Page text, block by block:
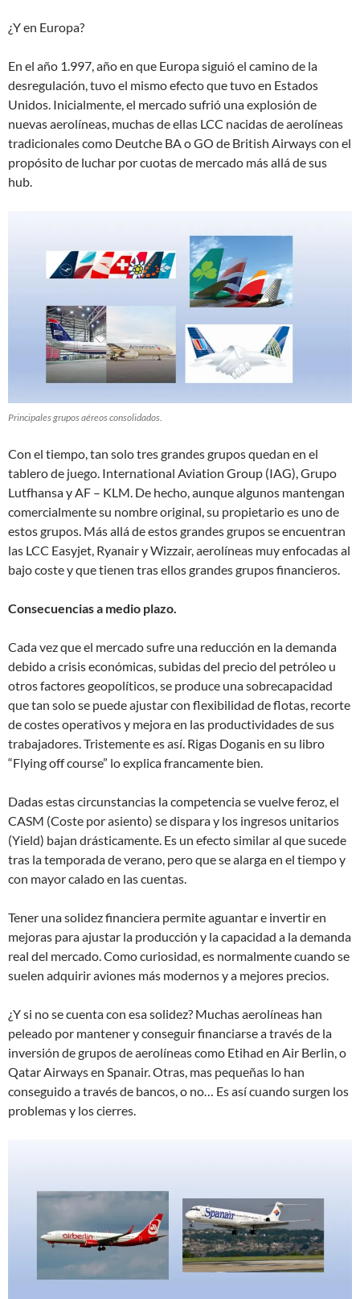
¿Y en Europa?
En el año 1.997, año en que Europa siguió el camino de la
desregulación, tuvo el mismo efecto que tuvo en Estados
Unidos. Inicialmente, el mercado sufrió una explosión de
nuevas aerolíneas, muchas de ellas LCC nacidas de aerolíneas
tradicionales como Deutche BA o GO de British Airways con el
propósito de luchar por cuotas de mercado más allá de sus
hub.
Principales grupos aéreos consolidados.
Con el tiempo, tan solo tres grandes grupos quedan en el
tablero de juego. International Aviation Group (IAG), Grupo
Lutfhansa y AF – KLM. De hecho, aunque algunos mantengan
comercialmente su nombre original, su propietario es uno de
estos grupos. Más allá de estos grandes grupos se encuentran
las LCC Easyjet, Ryanair y Wizzair, aerolíneas muy enfocadas al
bajo coste y que tienen tras ellos grandes grupos financieros.
Consecuencias a medio plazo.
Cada vez que el mercado sufre una reducción en la demanda
debido a crisis económicas, subidas del precio del petróleo u
otros factores geopolíticos, se produce una sobrecapacidad
que tan solo se puede ajustar con flexibilidad de flotas, recorte
de costes operativos y mejora en las productividades de sus
trabajadores. Tristemente es así. Rigas Doganis en su libro
“Flying off course” lo explica francamente bien.
Dadas estas circunstancias la competencia se vuelve feroz, el
CASM (Coste por asiento) se dispara y los ingresos unitarios
(Yield) bajan drásticamente. Es un efecto similar al que sucede
tras la temporada de verano, pero que se alarga en el tiempo y
con mayor calado en las cuentas.
Tener una solidez financiera permite aguantar e invertir en
mejoras para ajustar la producción y la capacidad a la demanda
real del mercado. Como curiosidad, es normalmente cuando se
suelen adquirir aviones más modernos y a mejores precios.
¿Y si no se cuenta con esa solidez? Muchas aerolíneas han
peleado por mantener y conseguir financiarse a través de la
inversión de grupos de aerolíneas como Etihad en Air Berlin, o
Qatar Airways en Spanair. Otras, mas pequeñas lo han
conseguido a través de bancos, o no… Es así cuando surgen los
problemas y los cierres.